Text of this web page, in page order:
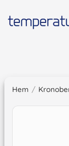
Hem /